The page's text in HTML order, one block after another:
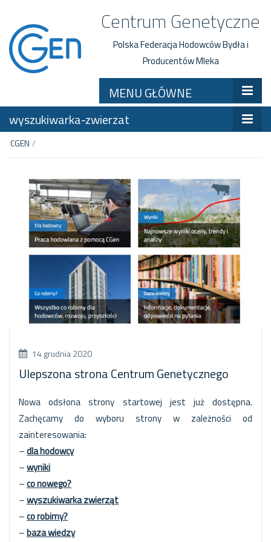
Centrum Genetyczne
Polska Federacja Hodowców Bydła i
Producentów Mleka
MENU GŁÓWNE
wyszukiwarka-zwierzat
CGEN /
14 grudnia 2020
Ulepszona strona Centrum Genetycznego
Nowa odsłona strony startowej jest już dostępna.
Zachęcamy do wyboru strony w zależności od
zainteresowania:
–dla hodowcy
–wyniki
–co nowego?
–wyszukiwarka zwierząt
–co robimy?
–baza wiedzy